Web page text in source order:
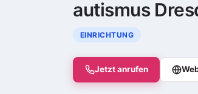
autismus
EINRICHTUNG
Jetzt anrufen